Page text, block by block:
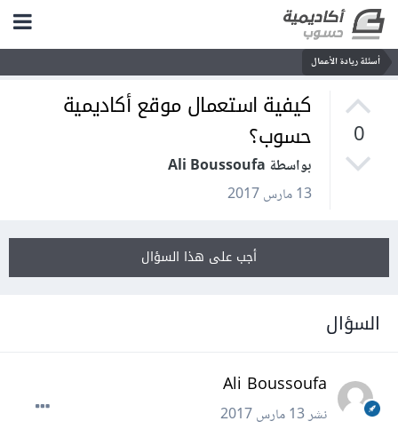
أسئلة ريادة الأعمال
0
كيفية استعمال موقع أكاديمية
حسوب؟
بواسطة Ali Boussoufa
13 مارس 2017
أجب على هذا السؤال
السؤال
Ali Boussoufa
نشر13 مارس 2017